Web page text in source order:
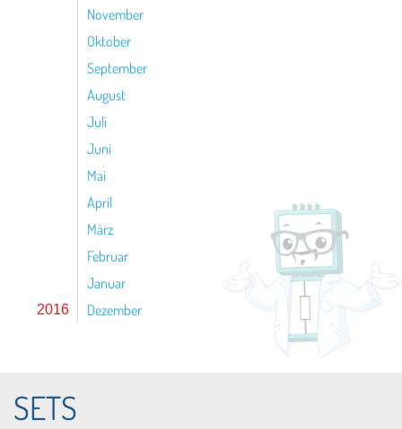
November
Oktober
September
August
Juli
Juni
Mai
April
März
Februar
Januar
2016 Dezember
SETS